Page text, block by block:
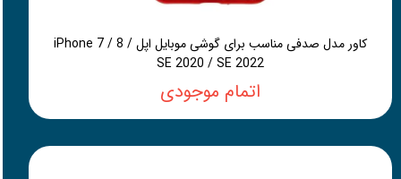
کاور مدل صدفی مناسب برای گوشی موبایل اپل iPhone 7 / 8 /
SE 2020 / SE 2022
اتمام موجودی